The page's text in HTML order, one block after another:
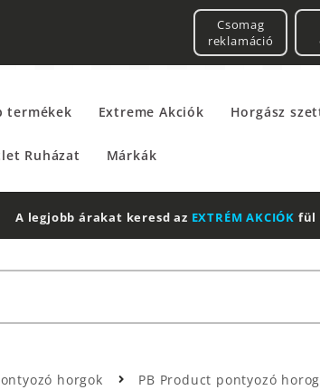
Csomag
reklamáció
termékek Extreme Akciók Horgász
Ruházat Márkák
A legjobb árakat keresd az EXTRÉM AKCIÓK fül
horgok PB Product pontyozó horog